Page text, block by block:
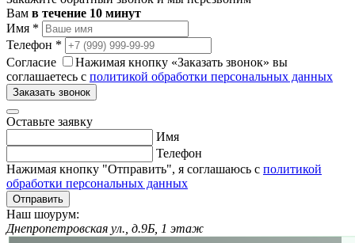
Вам в течение 10 минут
Имя *
Телефон *
Согласие
Нажимая кнопку «Заказать звонок» вы
соглашаетесь с политикой обработки персональных данных
Заказать звонок
Оставьте заявку
Имя
Телефон
Нажимая кнопку "Отправить", я соглашаюсь с политикой
обработки персональных данных
Отправить
Наш шоурум:
Днепропетровская ул., д.9Б, 1 этаж